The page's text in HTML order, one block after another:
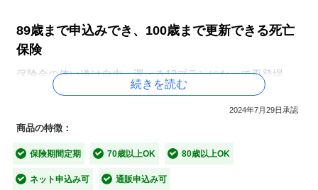
先進医療一時金はプランに関わらず5万円を受け取れます。
【特長5】85歳まで申込みができます！
1歳から85歳まで申込みができます。89歳まで更新が可能で
夏は熱中症・冬はインフルエンザ・いつでも心配なコロナ
感染症など1年を通して病気やケガに備えることができま
す。
89歳まで申込みでき、100歳まで更新できる死亡
保険
保険金の使い道は自由。選べる12プランになって再登場。
人生100年、長生きリスクに備えるシンプルな死亡保障で
■「できる死亡保険」の3つの特長
続きを読む
2024年7月29日承認
商品の特徴：
保険期間定期 70歳以上OK 80歳以上OK
ネット申込み可 通販申込み可